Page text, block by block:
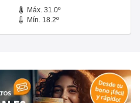
Máx. 31.0º
Mín. 18.2º